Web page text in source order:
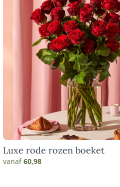
Luxe rode rozen boeket
vanaf60,98